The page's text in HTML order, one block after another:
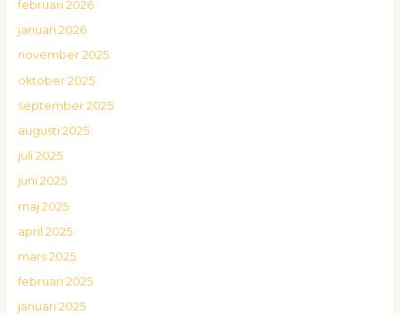
februari 2026
januari 2026
november 2025
oktober 2025
september 2025
augusti 2025
juli 2025
juni 2025
maj 2025
april 2025
mars 2025
februari 2025
januari 2025